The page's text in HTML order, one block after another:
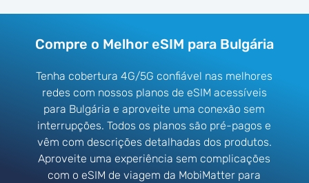
Compre o Melhor eSIM para Bulgária
Tenha cobertura 4G/5G confiável nas melhores
redes com nossos planos de eSIM acessíveis
para Bulgária e aproveite uma conexão sem
interrupções. Todos os planos são pré-pagos e
vêm com descrições detalhadas dos produtos.
Aproveite uma experiência sem complicações
com o eSIM de viagem da MobiMatter para